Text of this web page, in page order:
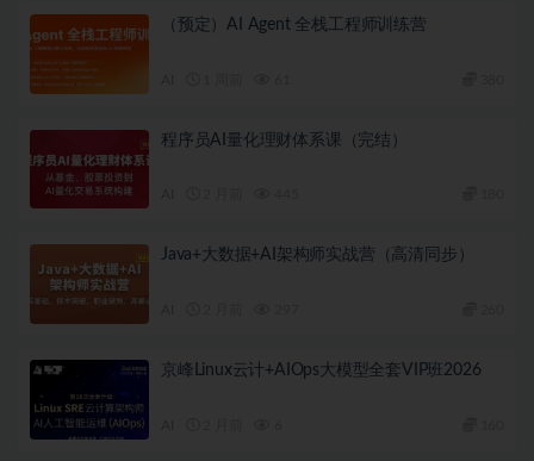
（预定）AI Agent 全栈工程师训练营
程序员AI量化理财体系课（完结）
Java+大数据+AI架构师实战营（高清同步）
京峰Linux云计+AIOps大模型全套VIP班2026